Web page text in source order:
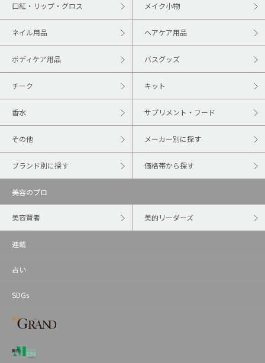
口紅・リップ・グロス メイク小物
ネイル用品 ヘアケア用品
ボディケア用品 バスグッズ
チーク キット
香水 サプリメント・フード
その他 メーカー別に探す
ブランド別に探す 価格帯から探す
美容のプロ
美容賢者 美的リーダーズ
連載
占い
SDGs